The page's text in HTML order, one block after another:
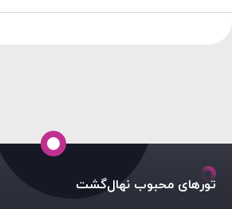
تورهای محبوب نهال‌گشت